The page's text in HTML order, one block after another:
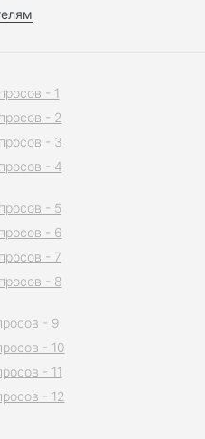
- 1
- 2
- 3
- 4
- 5
- 6
- 7
- 8
- 9
- 10
- 11
- 12